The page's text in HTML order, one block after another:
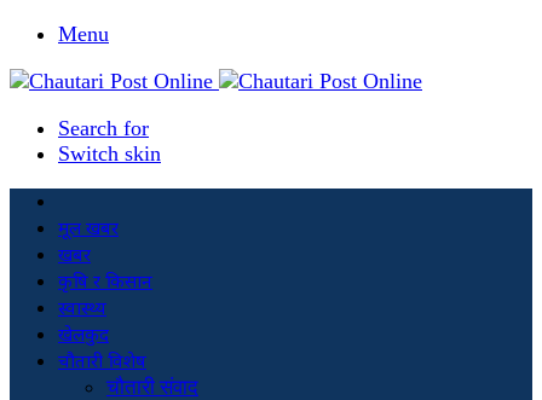
Menu
Search for
Switch skin
मूल खबर
खबर
कृषि र किसान
स्वास्थ्य
खेलकुद
चौतारी विशेष
चौतारी संवाद